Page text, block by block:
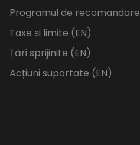
Programul de recomandare
Taxe și limite (EN)
Țări sprijinite (EN)
Acțiuni suportate (EN)